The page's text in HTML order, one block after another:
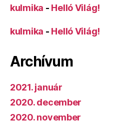
kulmika - Helló Világ!
kulmika - Helló Világ!
Archívum
2021. január
2020. december
2020. november